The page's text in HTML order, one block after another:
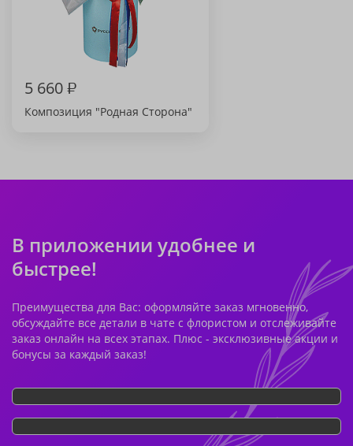
5 660₽
Композиция "Родная Сторона"
В приложении удобнее и
быстрее!
Преимущества для Вас: оформляйте заказ мгновенно,
обсуждайте все детали в чате с флористом и отслеживайте
заказ онлайн на всех этапах. Плюс - эксклюзивные акции и
бонусы за каждый заказ!